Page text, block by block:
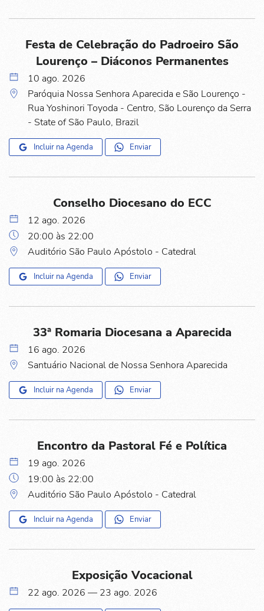
Festa de Celebração do Padroeiro São
Lourenço – Diáconos Permanentes
10 ago. 2026
Paróquia Nossa Senhora Aparecida e São Lourenço -
Rua Yoshinori Toyoda - Centro, São Lourenço da Serra
- State of São Paulo, Brazil
Incluir na Agenda Enviar
Conselho Diocesano do ECC
12 ago. 2026
20:00 às 22:00
Auditório São Paulo Apóstolo - Catedral
Incluir na Agenda Enviar
33ª Romaria Diocesana a Aparecida
16 ago. 2026
Santuário Nacional de Nossa Senhora Aparecida
Incluir na Agenda Enviar
Encontro da Pastoral Fé e Política
19 ago. 2026
19:00 às 22:00
Auditório São Paulo Apóstolo - Catedral
Incluir na Agenda Enviar
Exposição Vocacional
22 ago. 2026 — 23 ago. 2026